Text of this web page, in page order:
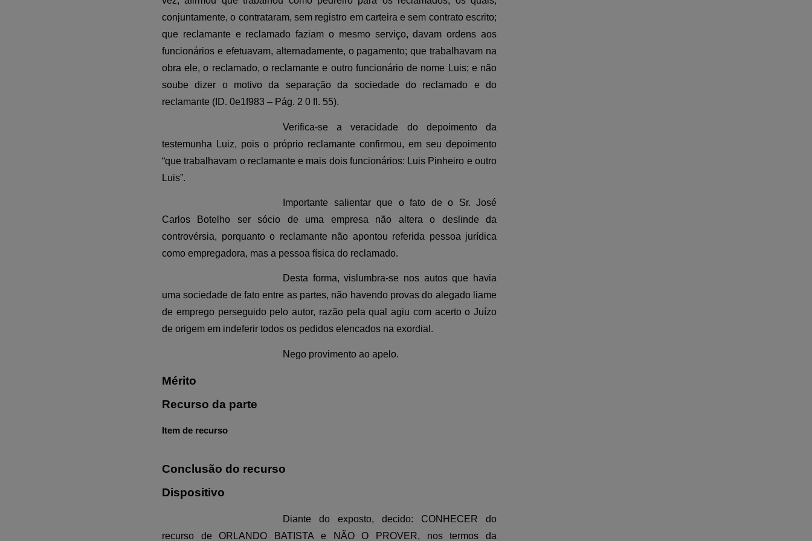
conjuntamente, o contrataram, sem registro em carteira e sem contrato escrito;
que reclamante e reclamado faziam o mesmo serviço, davam ordens aos
funcionários e efetuavam, alternadamente, o pagamento; que trabalhavam na
obra ele, o reclamado, o reclamante e outro funcionário de nome Luis; e não
soube dizer o motivo da separação da sociedade do reclamado e do
reclamante (ID. 0e1f983 – Pág. 2 0 fl. 55).
Verifica-se a veracidade do depoimento da
testemunha Luiz, pois o próprio reclamante confirmou, em seu depoimento
“que trabalhavam o reclamante e mais dois funcionários: Luis Pinheiro e outro
Luis”.
Importante salientar que o fato de o Sr. José
Carlos Botelho ser sócio de uma empresa não altera o deslinde da
controvérsia, porquanto o reclamante não apontou referida pessoa jurídica
como empregadora, mas a pessoa física do reclamado.
Desta forma, vislumbra-se nos autos que havia
uma sociedade de fato entre as partes, não havendo provas do alegado liame
de emprego perseguido pelo autor, razão pela qual agiu com acerto o Juízo
de origem em indeferir todos os pedidos elencados na exordial.
Nego provimento ao apelo.
Mérito
Recurso da parte
Item de recurso
Conclusão do recurso
Dispositivo
Diante do exposto, decido: CONHECER do
recurso de ORLANDO BATISTA e NÃO O PROVER, nos termos da